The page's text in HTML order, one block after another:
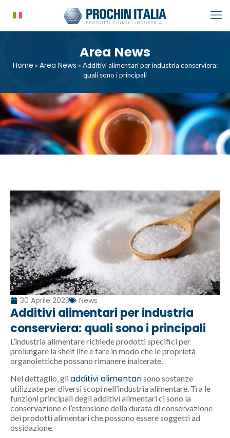
Area News
Home » Area News » Additivi alimentari per industria conserviera:
quali sono i principali
30 Aprile 2023 News
Additivi alimentari per industria
conserviera: quali sono i principali
L’industria alimentare richiede prodotti specifici per
prolungare la shelf life e fare in modo che le proprietà
organolettiche possano rimanere inalterate.
Nel dettaglio, gli additivi alimentarisono sostanze
utilizzate per diversi scopi nell’industria alimentare. Tra le
funzioni principali degli additivi alimentari ci sono la
conservazione e l’estensione della durata di conservazione
dei prodotti alimentari che possono essere soggetti ad
ossidazione.